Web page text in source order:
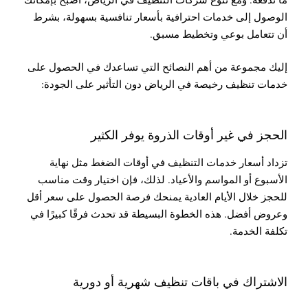
الوصول إلى خدمات احترافية بأسعار تنافسية بسهولة، بشرط
أن تتعامل بوعي وتخطيط مسبق.
إليك مجموعة من أهم النصائح التي تساعدك في الحصول على
خدمات تنظيف رخيصة في الرياض دون التأثير على الجودة:
الحجز في غير أوقات الذروة يوفر الكثير
تزداد أسعار خدمات التنظيف في أوقات الضغط مثل نهاية
الأسبوع أو المواسم والأعياد. لذلك، فإن اختيار وقت مناسب
للحجز خلال الأيام العادية يمنحك فرصة الحصول على سعر أقل
وعروض أفضل. هذه الخطوة البسيطة قد تحدث فرقًا كبيرًا في
تكلفة الخدمة.
الاشتراك في باقات تنظيف شهرية أو دورية